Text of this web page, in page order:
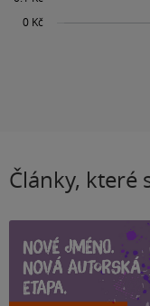
Články, které